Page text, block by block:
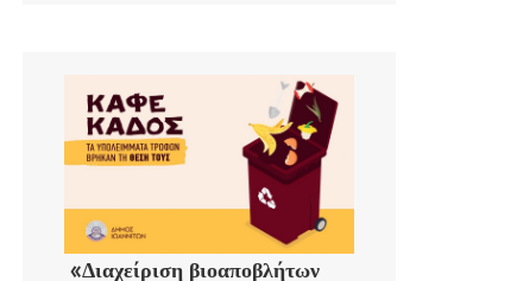
«Διαχείριση βιοαποβλήτων